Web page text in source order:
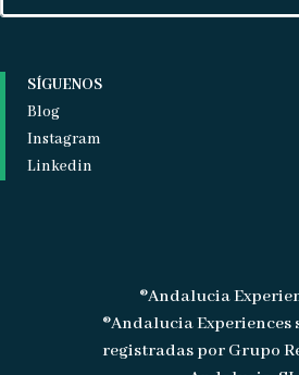
SÍGUENOS
Blog
Instagram
Linkedin
®Andalucia
®Andalucia Experiences
registradas por Grupo